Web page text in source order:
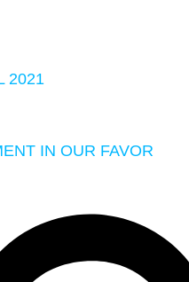
2021
IN OUR FAVOR